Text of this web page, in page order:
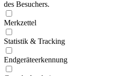
des Besuchers.
Merkzettel
Statistik & Tracking
Endgeräteerkennung